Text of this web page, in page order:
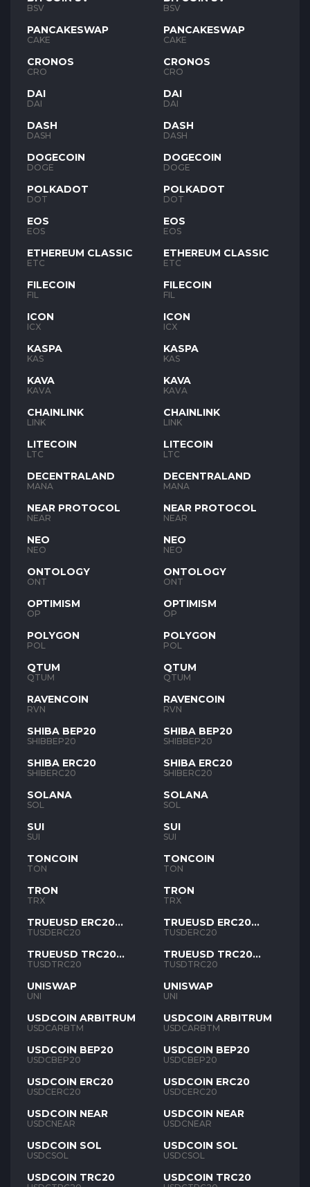
BSV
PANCAKESWAP
CAKE
CRONOS
CRO
DAI
DAI
DASH
DASH
DOGECOIN
DOGE
POLKADOT
DOT
EOS
EOS
ETHEREUM CLASSIC
ETC
FILECOIN
FIL
ICON
ICX
KASPA
KAS
KAVA
KAVA
CHAINLINK
LINK
LITECOIN
LTC
DECENTRALAND
MANA
NEAR PROTOCOL
NEAR
NEO
NEO
ONTOLOGY
ONT
OPTIMISM
OP
POLYGON
POL
QTUM
QTUM
RAVENCOIN
RVN
SHIBA BEP20
SHIBBEP20
SHIBA ERC20
SHIBERC20
SOLANA
SOL
SUI
SUI
TONCOIN
TON
TRON
TRX
TRUEUSD ERC20
TUSD
TUSDERC20
TRUEUSD TRC20
TUSD
TUSDTRC20
UNISWAP
UNI
USDCOIN ARBITRUM
USDCARBTM
USDCOIN BEP20
USDCBEP20
USDCOIN ERC20
USDCERC20
USDCOIN NEAR
USDCNEAR
USDCOIN SOL
USDCSOL
USDCOIN TRC20
BSV
PANCAKESWAP
CAKE
CRONOS
CRO
DAI
DAI
DASH
DASH
DOGECOIN
DOGE
POLKADOT
DOT
EOS
EOS
ETHEREUM CLASSIC
ETC
FILECOIN
FIL
ICON
ICX
KASPA
KAS
KAVA
KAVA
CHAINLINK
LINK
LITECOIN
LTC
DECENTRALAND
MANA
NEAR PROTOCOL
NEAR
NEO
NEO
ONTOLOGY
ONT
OPTIMISM
OP
POLYGON
POL
QTUM
QTUM
RAVENCOIN
RVN
SHIBA BEP20
SHIBBEP20
SHIBA ERC20
SHIBERC20
SOLANA
SOL
SUI
SUI
TONCOIN
TON
TRON
TRX
TRUEUSD ERC20
TUSD
TUSDERC20
TRUEUSD TRC20
TUSD
TUSDTRC20
UNISWAP
UNI
USDCOIN ARBITRUM
USDCARBTM
USDCOIN BEP20
USDCBEP20
USDCOIN ERC20
USDCERC20
USDCOIN NEAR
USDCNEAR
USDCOIN SOL
USDCSOL
USDCOIN TRC20